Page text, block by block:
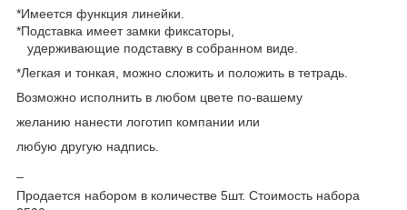
*Имеется функция линейки.
*Подставка имеет замки фиксаторы,
удерживающие подставку в собранном виде.
*Легкая и тонкая, можно сложить и положить в тетрадь.
Возможно исполнить в любом цвете по-вашему
желанию нанести логотип компании или
любую другую надпись.
Продается набором в количестве 5шт. Стоимость набора